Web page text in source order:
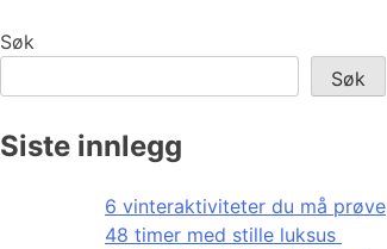
Søk
Søk
Siste innlegg
6 vinteraktiviteter du må prøve
48 timer med stille luksus